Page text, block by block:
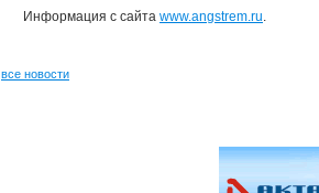
Информация с сайта www.angstrem.ru.
все новости